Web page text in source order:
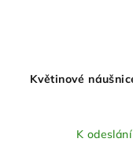
Květinové
K